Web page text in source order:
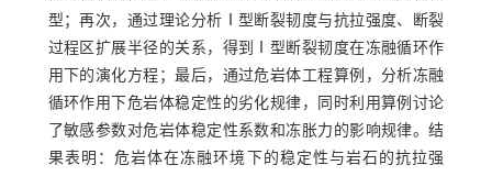
型；再次，通过理论分析Ⅰ型断裂韧度与抗拉强度、断裂
过程区扩展半径的关系，得到Ⅰ型断裂韧度在冻融循环作
用下的演化方程；最后，通过危岩体工程算例，分析冻融
循环作用下危岩体稳定性的劣化规律，同时利用算例讨论
了敏感参数对危岩体稳定性系数和冻胀力的影响规律。结
果表明：危岩体在冻融环境下的稳定性与岩石的抗拉强